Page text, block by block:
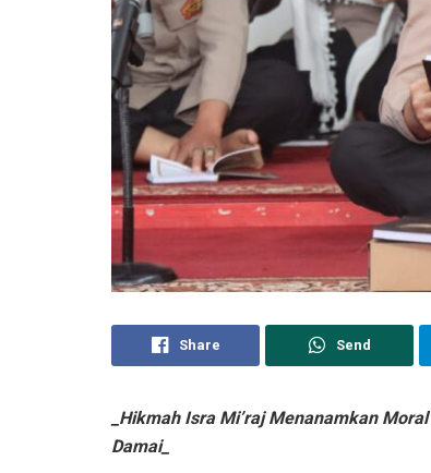
Share Send
_Hikmah Isra Mi’raj Menanamkan
Damai_